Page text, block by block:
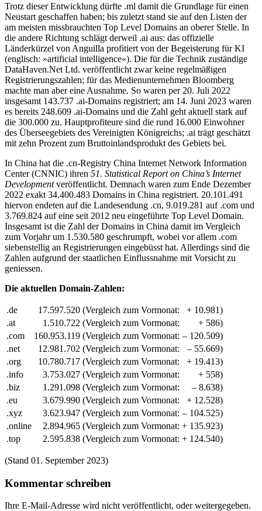
Trotz dieser Entwicklung dürfte .ml damit die Grundlage für einen
Neustart geschaffen haben; bis zuletzt stand sie auf den Listen der
am meisten missbrauchten Top Level Domains an oberer Stelle. In
die andere Richtung schlägt derweil .ai aus: das offizielle
Länderkürzel von Anguilla profitiert von der Begeisterung für KI
(englisch: »artificial intelligence«). Die für die Technik zuständige
DataHaven.Net Ltd. veröffentlicht zwar keine regelmäßigen
Registrierungszahlen; für das Medienunternehmen Bloomberg
machte man aber eine Ausnahme. So waren per 20. Juli 2022
insgesamt 143.737 .ai-Domains registriert; am 14. Juni 2023 waren
es bereits 248.609 .ai-Domains und die Zahl geht aktuell stark auf
die 300.000 zu. Hauptprofiteure sind die rund 16.000 Einwohner
des Überseegebiets des Vereinigten Königreichs; .ai trägt geschätzt
mit zehn Prozent zum Bruttoinlandsprodukt des Gebiets bei.
In China hat die .cn-Registry China Internet Network Information
Center (CNNIC) ihren 51. Statistical Report on China’s Internet
Developmentveröffentlicht. Demnach waren zum Ende Dezember
2022 exakt 34.400.483 Domains in China registriert. 20.101.491
hiervon endeten auf die Landesendung .cn, 9.019.281 auf .com und
3.769.824 auf eine seit 2012 neu eingeführte Top Level Domain.
Insgesamt ist die Zahl der Domains in China damit im Vergleich
zum Vorjahr um 1.530.580 geschrumpft, wobei vor allem .com
siebenstellig an Registrierungen eingebüsst hat. Allerdings sind die
Zahlen aufgrund der staatlichen Einflussnahme mit Vorsicht zu
geniessen.
Die aktuellen Domain-Zahlen:
.de 17.597.520 (Vergleich zum Vormonat:
+ 10.981)
.at
1.510.722 (Vergleich zum Vormonat:
+ 586)
.com
160.953.119 (Vergleich zum Vormonat: – 120.509)
.net
12.981.702 (Vergleich zum Vormonat:
– 55.669)
.org
10.780.717 (Vergleich zum Vormonat:
+ 19.413)
.info
3.753.027 (Vergleich zum Vormonat:
+ 558)
.biz
1.291.098 (Vergleich zum Vormonat:
– 8.638)
.eu
3.679.990 (Vergleich zum Vormonat:
+ 12.528)
.xyz
3.623.947 (Vergleich zum Vormonat: – 104.525)
.online
2.894.965 (Vergleich zum Vormonat: + 135.923)
.top
2.595.838 (Vergleich zum Vormonat: + 124.540)
(Stand 01. September 2023)
Kommentar schreiben
Ihre E-Mail-Adresse wird nicht veröffentlicht, oder weitergegeben.